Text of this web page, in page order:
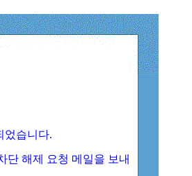
었습니다.
단 해제 요청 메일을 보내